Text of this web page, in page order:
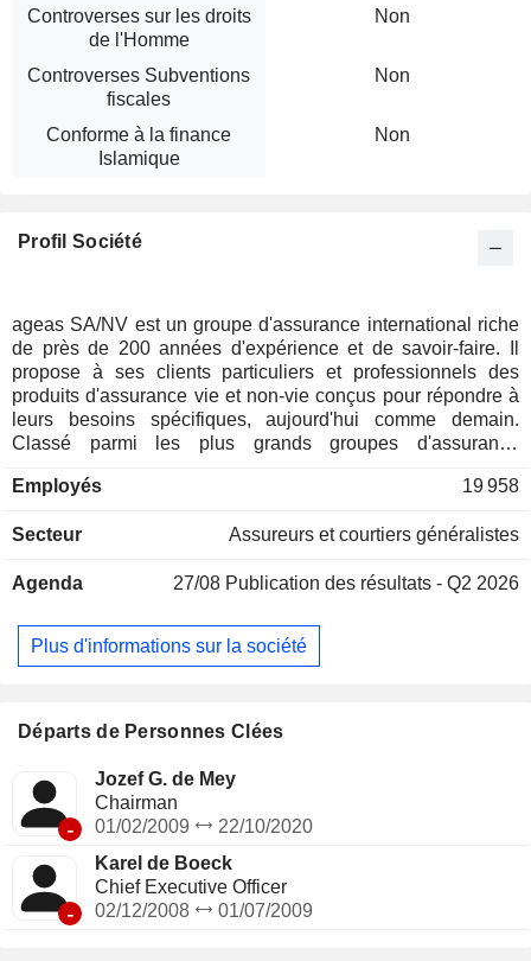
Controverses sur les droits
de l'Homme
Non
Controverses Subventions
fiscales
Non
Conforme à la finance
Islamique
Non
Profil Société
ageas SA/NV est un groupe d'assurance international riche
de près de 200 années d'expérience et de savoir-faire. Il
propose à ses clients particuliers et professionnels des
produits d'assurance vie et non-vie conçus pour répondre à
leurs besoins spécifiques, aujourd'hui comme demain.
Classé parmi les plus grands groupes d'assurance
l'Europe et l'Asie, qui représentent ensemble la majeure
activités d'assurances couronnées de succès en Belgique,
en Turquie, en Chine, en Malaisie, en Inde, en Thaïlande, au
filiales détenues à 100% et de partenariats à long terme
avec des institutions financières solides et des distributeurs
Employés 19 958
Secteur Assureurs et courtiers généralistes
Agenda 27/08 Publication des résultats - Q2 2026
Plus d'informations sur la société
Départs de Personnes Clées
-
Jozef G. de Mey
Chairman
01/02/2009
22/10/2020
-
Karel de Boeck
Chief Executive Officer
02/12/2008
01/07/2009